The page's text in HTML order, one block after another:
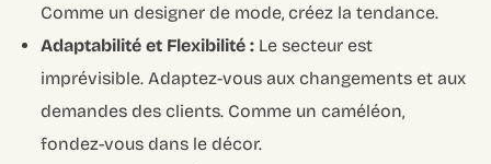
Comme un designer de mode, créez la tendance.
Adaptabilité et Flexibilité : Le secteur est
imprévisible. Adaptez-vous aux changements et aux
demandes des clients. Comme un caméléon,
fondez-vous dans le décor.